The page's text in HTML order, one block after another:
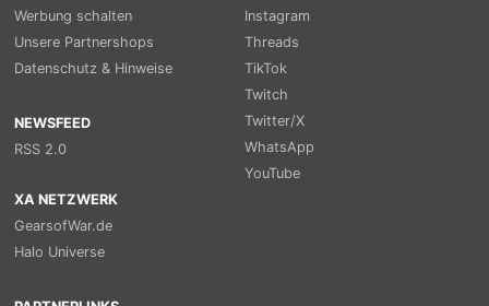
Werbung schalten
Unsere Partnershops
Datenschutz & Hinweise
NEWSFEED
RSS 2.0
Instagram
Threads
TikTok
Twitch
Twitter/X
WhatsApp
YouTube
XA NETZWERK
GearsofWar.de
Halo Universe